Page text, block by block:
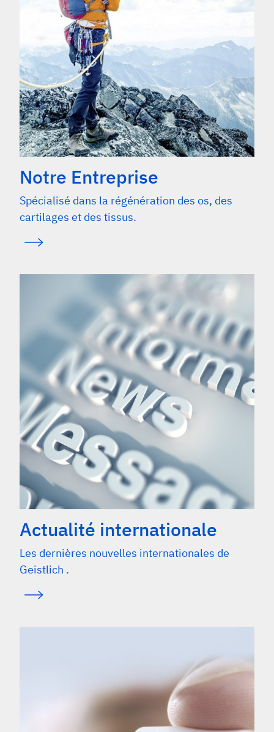
Notre Entreprise
Spécialisé dans la régénération des os, des
cartilages et des tissus.
Actualité internationale
Les dernières nouvelles internationales de
Geistlich .